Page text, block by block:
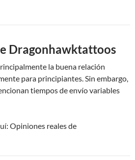
Dragonhawktattoos
la buena relación
para principiantes. Sin embargo,
tiempos de envío variables
Opiniones reales de